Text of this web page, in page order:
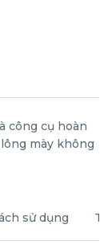
công cụ hoàn
mày không
sử dụng